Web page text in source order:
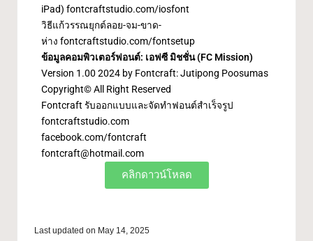
iPad) fontcraftstudio.com/iosfont
วิธีแก้วรรณยุกต์ลอย-จม-ขาด-
ห่าง fontcraftstudio.com/fontsetup
ข้อมูลคอมพิวเตอร์ฟอนต์: เอฟซี มิชชั่น (FC Mission)
Version 1.00 2024 by Fontcraft: Jutipong Poosumas
Copyright© All Right Reserved
Fontcraft รับออกแบบและจัดทำฟอนต์สำเร็จรูป
fontcraftstudio.com
facebook.com/fontcraft
fontcraft@hotmail.com
คลิกดาวน์โหลด
Last updated on May 14, 2025